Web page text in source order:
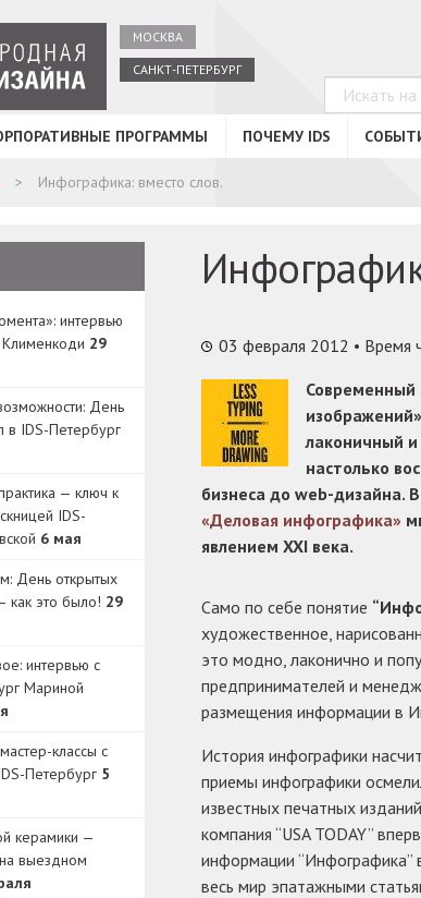
МОСКВА
САНКТ-ПЕТЕРБУРГ
ПРОГРАММЫ ПОЧЕМУ IDS
Инфографика: вместо слов.
интервью
29
День
IDS-Петербург
— ключ к
IDS-
6 мая
День открытых
как это было! 29
интервью с
Мариной
классы с
Петербург 5
керамики —
выездном
03 февраля 2012 • Время
Современный
лаконичный
настолько
бизнеса до web-дизайна.
«Деловая инфографика»
явлением XXI века.
Само по себе понятие
художественное,
это модно, лаконично и
предпринимателей и
размещения информации в
История инфографики
приемы инфографики
известных печатных
компания “USA TODAY”
информации “Инфографика”
весь мир эпатажными